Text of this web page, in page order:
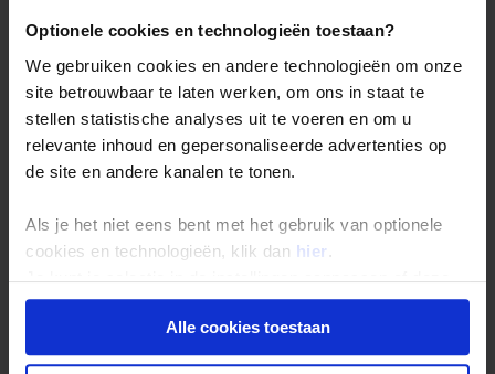
Optionele cookies en technologieën toestaan?
We gebruiken cookies en andere technologieën om onze
site betrouwbaar te laten werken, om ons in staat te
stellen statistische analyses uit te voeren en om u
relevante inhoud en gepersonaliseerde advertenties op
de site en andere kanalen te tonen.
Als je het niet eens bent met het gebruik van optionele
cookies en technologieën, klik dan hier .
Je kunt je selectie in de instellingen aanpassen of deze
onder aan de pagina op elk gewenst moment voor de
toekomst wijzigen.Alle cookies toestaan